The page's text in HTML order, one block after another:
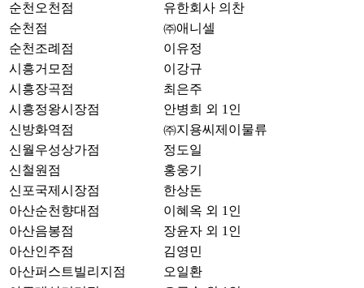
순천오천점
유한회사 의찬
순천점
㈜애니셀
순천조례점
이유정
시흥거모점
이강규
시흥장곡점
최은주
시흥정왕시장점
안병희 외 1인
신방화역점
㈜지용씨제이물류
신월우성상가점
정도일
신철원점
홍웅기
신포국제시장점
한상돈
아산순천향대점
이혜옥 외 1인
아산음봉점
장윤자 외 1인
아산인주점
김영민
아산퍼스트빌리지점
오일환